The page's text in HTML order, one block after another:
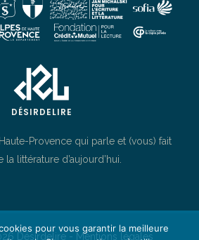
DÉSIRDELIRE
Provence qui parle et (vous) fait
la littérature d’aujourd’hui.
Désirdelire - Mentions légales
pour vous garantir la meilleure